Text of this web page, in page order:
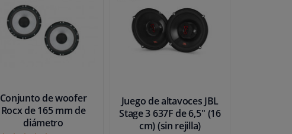
Conjunto de woofer
Rocx de 165 mm de
diámetro
Juego de altavoces JBL
Stage 3 637F de 6,5'' (16
cm) (sin rejilla)